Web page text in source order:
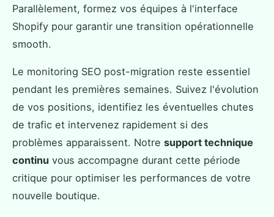
Parallèlement, formez vos équipes à l'interface
Shopify pour garantir une transition opérationnelle
smooth.
Le monitoring SEO post-migration reste essentiel
pendant les premières semaines. Suivez l'évolution
de vos positions, identifiez les éventuelles chutes
de trafic et intervenez rapidement si des
problèmes apparaissent. Notre support technique
continu vous accompagne durant cette période
critique pour optimiser les performances de votre
nouvelle boutique.